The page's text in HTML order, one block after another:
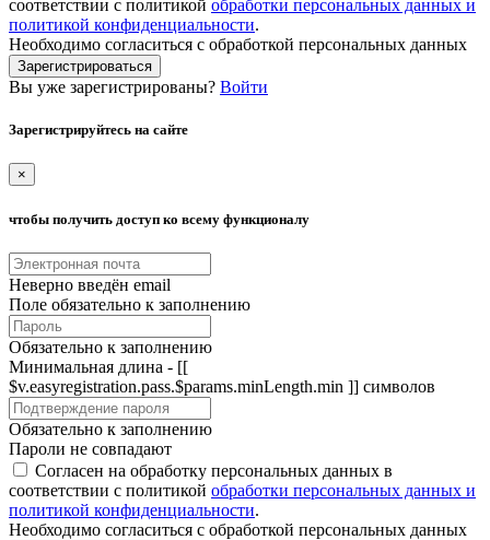
соответствии с политикой обработки персональных данных и
политикой конфиденциальности.
Необходимо согласиться с обработкой персональных данных
Зарегистрироваться
Вы уже зарегистрированы? Войти
Зарегистрируйтесь на сайте
×
чтобы получить доступ ко всему функционалу
Неверно введён email
Поле обязательно к заполнению
Обязательно к заполнению
Минимальная длина - [[
$v.easyregistration.pass.$params.minLength.min ]] символов
Обязательно к заполнению
Пароли не совпадают
Согласен на обработку персональных данных в
соответствии с политикой обработки персональных данных и
политикой конфиденциальности.
Необходимо согласиться с обработкой персональных данных